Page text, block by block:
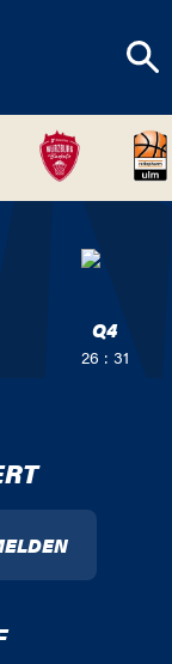
Q4
26 : 31